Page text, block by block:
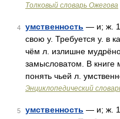
Толковый словарь Ожегова
4 умственность — и; ж.
свою у. Требуется у. в
чём л. излишне
замысловатом. В книге
понять чьей л.
Энциклопедический
5 умственность — и; ж.